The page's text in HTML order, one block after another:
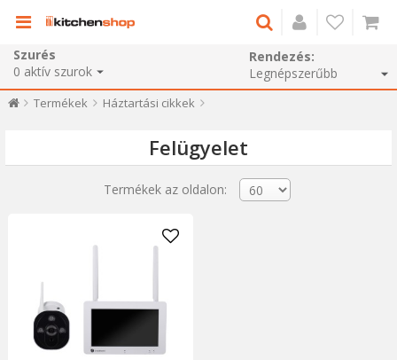
Szurés
0 aktív szurok
Rendezés:
Termékek Háztartási cikkek
Felügyelet
Termékek az oldalon: